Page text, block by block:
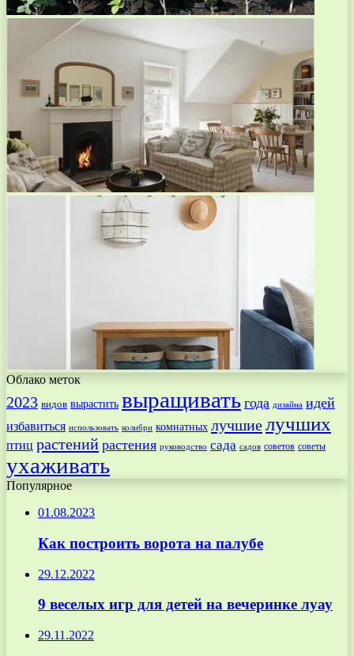
Облако меток
2023 видов вырастить выращивать года дизайна идей
избавиться использовать колибри комнатных лучшиелучших
птиц растений растения руководство сада садов советов советы
ухаживать
Популярное
01.08.2023
Как построить ворота на палубе
29.12.2022
9 веселых игр для детей на вечеринке луау
29.11.2022